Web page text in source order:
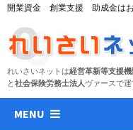
開業資金 創業支援 助成金はお
れいさいネットは経営革新等支援機
と社会保険労務士法人 ヴァースで
MENU